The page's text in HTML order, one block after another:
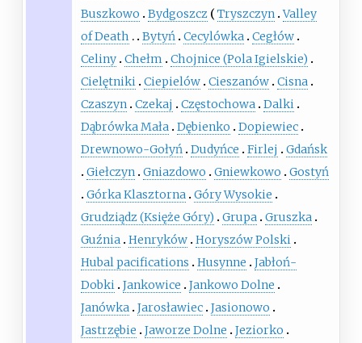
Buszkowo
Bydgoszcz Tryszczyn Valley
of Death
Bytyń Cecylówka Cegłów
Celiny Chełm
Chojnice (Pola Igielskie)
Cielętniki Ciepielów Cieszanów Cisna
Czaszyn Czekaj Częstochowa Dalki
Dąbrówka Mała Dębienko
Dopiewiec
Drewnowo-Gołyń Dudyńce Firlej
Gdańsk
Giełczyn Gniazdowo Gniewkowo
Gostyń
Górka Klasztorna Góry Wysokie
Grudziądz (Księże Góry)
Grupa Gruszka
Guźnia Henryków Horyszów Polski
Hubal pacifications
Husynne
Jabłoń-
Dobki Jankowice
Jankowo Dolne
Janówka Jarosławiec Jasionowo
Jastrzębie
Jaworze Dolne
Jeziorko